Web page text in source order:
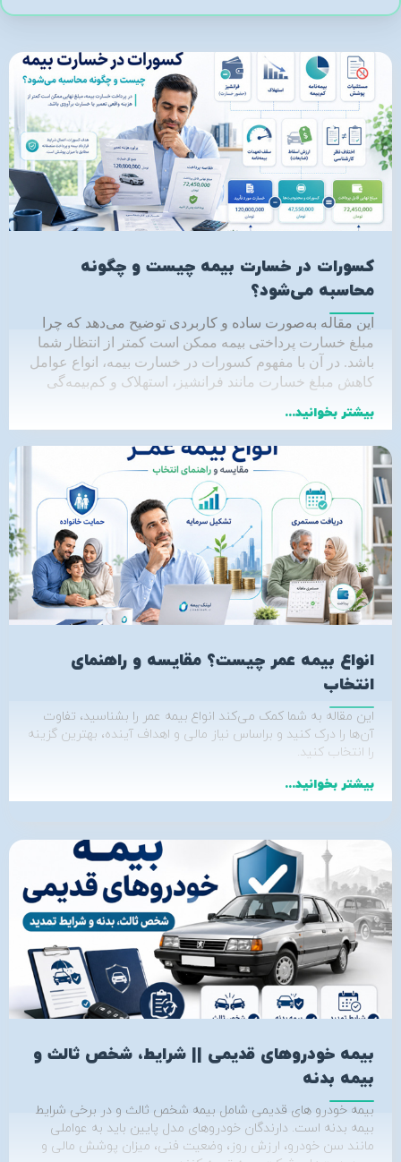
کسورات در خسارت بیمه چیست و چگونه
محاسبه می‌شود؟
این مقاله به‌صورت ساده و کاربردی توضیح می‌دهد که چرا
مبلغ خسارت پرداختی بیمه ممکن است کمتر از انتظار شما
باشد. در آن با مفهوم کسورات در خسارت بیمه، انواع عوامل
کاهش مبلغ خسارت مانند فرانشیز، استهلاک و کم‌بیمه‌گی
بیشتر بخوانید...
انواع بیمه عمر چیست؟ مقایسه و راهنمای
انتخاب
این مقاله به شما کمک می‌کند انواع بیمه عمر را بشناسید، تفاوت
آن‌ها را درک کنید و براساس نیاز مالی و اهداف آینده، بهترین گزینه
را انتخاب کنید.
بیشتر بخوانید...
بیمه خودروهای قدیمی || شرایط، شخص ثالث و
بیمه بدنه
بیمه خودرو های قدیمی شامل بیمه شخص ثالث و در برخی شرایط
بیمه بدنه است. دارندگان خودروهای مدل پایین باید به عواملی
مانند سن خودرو، ارزش روز، وضعیت فنی، میزان پوشش مالی و